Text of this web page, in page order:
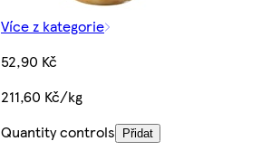
Více z kategorie
52,90 Kč
211,60 Kč/kg
Quantity controls
Přidat